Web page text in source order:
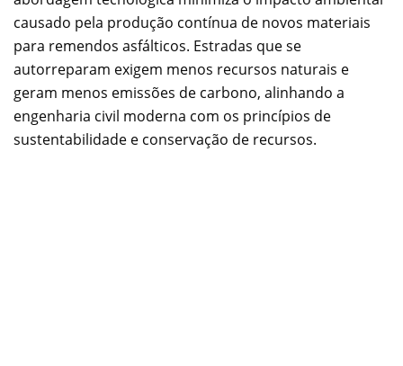
causado pela produção contínua de novos materiais
para remendos asfálticos. Estradas que se
autorreparam exigem menos recursos naturais e
geram menos emissões de carbono, alinhando a
engenharia civil moderna com os princípios de
sustentabilidade e conservação de recursos.